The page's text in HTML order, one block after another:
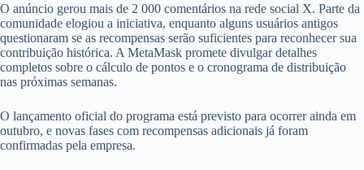
O anúncio gerou mais de 2 000 comentários na rede social X. Parte da
comunidade elogiou a iniciativa, enquanto alguns usuários antigos
questionaram se as recompensas serão suficientes para reconhecer sua
contribuição histórica. A MetaMask promete divulgar detalhes
completos sobre o cálculo de pontos e o cronograma de distribuição
nas próximas semanas.
O lançamento oficial do programa está previsto para ocorrer ainda em
outubro, e novas fases com recompensas adicionais já foram
confirmadas pela empresa.